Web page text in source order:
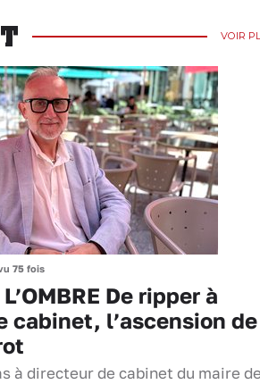
VOIR
75 fois
De ripper à
cabinet, l’ascension de
à directeur de cabinet du maire